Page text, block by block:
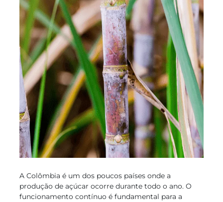
A Colômbia é um dos poucos países onde a
produção de açúcar ocorre durante todo o ano. O
funcionamento contínuo é fundamental para a